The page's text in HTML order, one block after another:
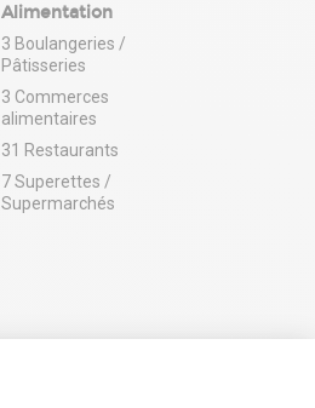
Alimentation
3 Boulangeries /
Pâtisseries
3 Commerces
alimentaires
31 Restaurants
7 Superettes /
Supermarchés